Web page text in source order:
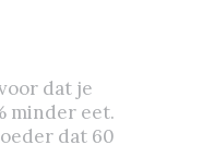
dat je
minder eet.
dat 60